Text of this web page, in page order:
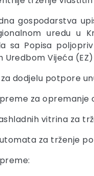
gospodarstva
uredu u
sa Popisa
Vijeća
za dodjelu potpore
za opremanje
vitrina za
za trženje